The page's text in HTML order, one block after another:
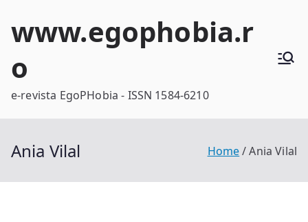
www.egophobia.r
o
e-revista EgoPHobia - ISSN 1584-6210
Ania Vilal Home Ania Vilal